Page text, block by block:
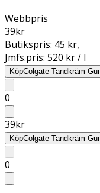
Webbpris
39kr
Butikspris: 45 kr,
Jmfs.pris: 520 kr / l
KöpColgate Tandkräm
0
39kr
KöpColgate Tandkräm
0